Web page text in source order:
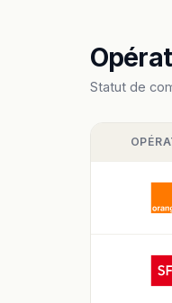
Statut de